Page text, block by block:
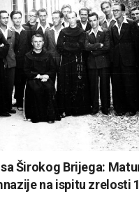
Širokog Brijega:
na ispitu zrelosti